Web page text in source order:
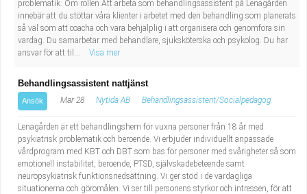
Socialt arbete
Säkerhetsarbete
Tekniskt arbete
Transport
Fastighetsskötare
Informatör/Kommunikatör
Brevbärare
Sjuksköterska, grundutbildad
Kock, storhushåll
Undersköterska, vård- o specialavd. o mottagning
problematik. Om rollen Att arbeta som behandlingsassistent på Lenagården
innebär att du stöttar våra klienter i arbetet med den behandling som planerats
så väl som att coacha och vara behjälplig i att organisera och genomföra sin
vardag. Du samarbetar med behandlare, sjuksköterska och psykolog. Du har
ansvar för att til...
Visa mer
Behandlingsassistent nattjänst
Ansök Mar 28 Nytida AB Behandlingsassistent/Socialpedagog
Lenagården är ett behandlingshem för vuxna personer från 18 år med
psykiatrisk problematik och beroende. Vi erbjuder individuellt anpassade
vårdprogram med KBT och DBT som bas för personer med svårigheter så som
emotionell instabilitet, beroende, PTSD, självskadebeteende samt
neuropsykiatrisk funktionsnedsättning. Vi ger stöd i de vardagliga
situationerna och göromålen. Vi ser till personens styrkor och intressen, för att